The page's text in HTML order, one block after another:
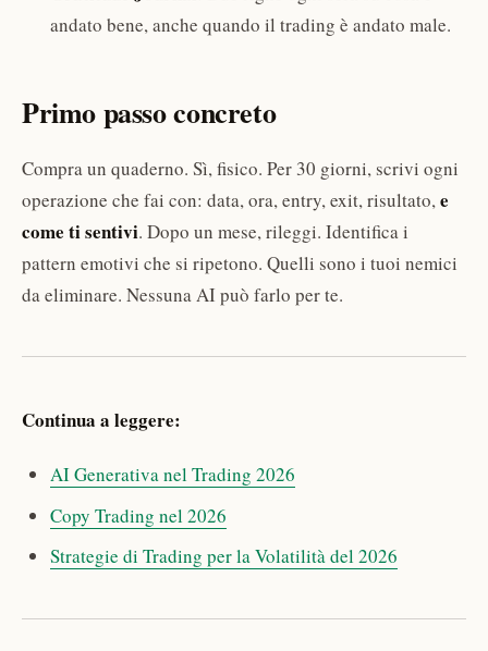
andato bene, anche quando il trading è andato male.
Primo passo concreto
Compra un quaderno. Sì, fisico. Per 30 giorni, scrivi ogni
operazione che fai con: data, ora, entry, exit, risultato,e
come ti sentivi. Dopo un mese, rileggi. Identifica i
pattern emotivi che si ripetono. Quelli sono i tuoi nemici
da eliminare. Nessuna AI può farlo per te.
Continua a leggere:
AI Generativa nel Trading 2026
Copy Trading nel 2026
Strategie di Trading per la Volatilità del 2026